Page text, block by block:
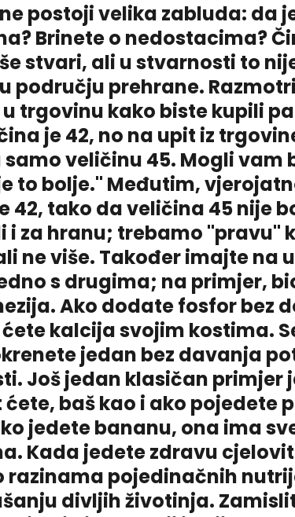
postoji velika zabluda: da
Brinete o nedostacima?
stvari, ali u stvarnosti to
području prehrane.
trgovinu kako biste kupili
je 42, no na upit iz
veličinu 45. Mogli vam
to bolje." Međutim,
42, tako da veličina 45 nije
za hranu; trebamo "pravu"
ne više. Također imajte na
s drugima; na primjer,
Ako dodate fosfor bez
kalcija svojim kostima.
jedan bez davanja
Još jedan klasičan primjer
baš kao i ako pojedete
jedete bananu, ona ima
Kada jedete zdravu
razinama pojedinačnih
divljih životinja.